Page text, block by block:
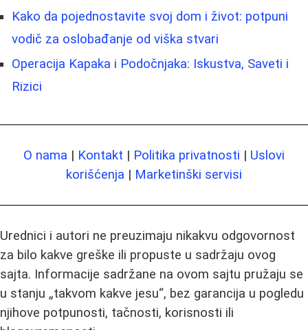
Kako da pojednostavite svoj dom i život: potpuni
vodič za oslobađanje od viška stvari
Operacija Kapaka i Podočnjaka: Iskustva, Saveti i
Rizici
O nama | Kontakt | Politika privatnosti | Uslovi
korišćenja | Marketinški servisi
Urednici i autori ne preuzimaju nikakvu odgovornost
za bilo kakve greške ili propuste u sadržaju ovog
sajta. Informacije sadržane na ovom sajtu pružaju se
u stanju „takvom kakve jesu“, bez garancija u pogledu
njihove potpunosti, tačnosti, korisnosti ili